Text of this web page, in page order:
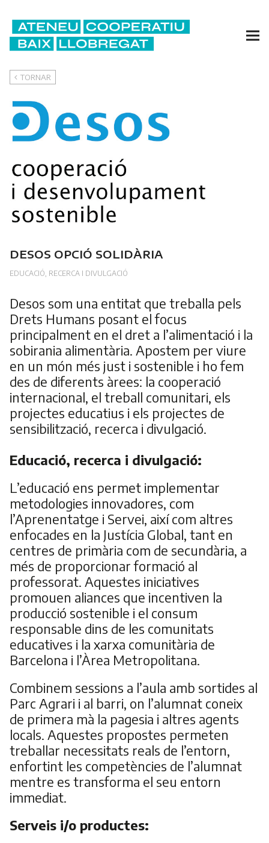
TORNAR
DESOS OPCIÓ SOLIDÀRIA
EDUCACIÓ, RECERCA I DIVULGACIÓ
Desos som una entitat que treballa pels
Drets Humans posant el focus
principalment en el dret a l’alimentació i la
sobirania alimentària. Apostem per viure
en un món més just i sostenible i ho fem
des de diferents àrees: la cooperació
internacional, el treball comunitari, els
projectes educatius i els projectes de
sensibilització, recerca i divulgació.
Educació, recerca i divulgació:
L’educació ens permet implementar
metodologies innovadores, com
l’Aprenentatge i Servei, així com altres
enfocades en la Justícia Global, tant en
centres de primària com de secundària, a
més de proporcionar formació al
professorat. Aquestes iniciatives
promouen aliances que incentiven la
producció sostenible i el consum
responsable dins de les comunitats
educatives i la xarxa comunitària de
Barcelona i l’Àrea Metropolitana.
Combinem sessions a l’aula amb sortides al
Parc Agrari i al barri, on l’alumnat coneix
de primera mà la pagesia i altres agents
locals. Aquestes propostes permeten
treballar necessitats reals de l’entorn,
enfortint les competències de l’alumnat
mentre es transforma el seu entorn
immediat.
Serveis i/o productes: